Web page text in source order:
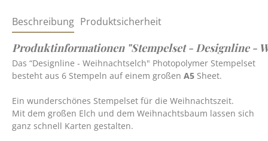
Beschreibung Produktsicherheit
Produktinformationen "Stempelset - Designline -
Das “Designline - Weihnachtselch" Photopolymer Stempelset
besteht aus 6 Stempeln auf einem großen A5 Sheet.
Ein wunderschönes Stempelset für die Weihnachtszeit.
Mit dem großen Elch und dem Weihnachtsbaum lassen sich
ganz schnell Karten gestalten.